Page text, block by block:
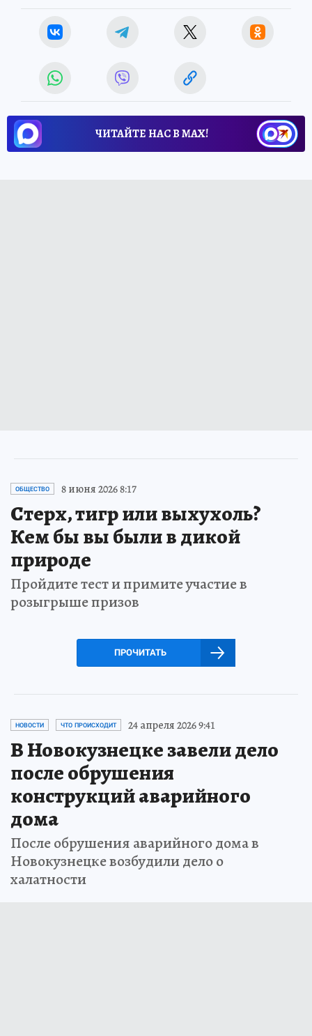
ЧИТАЙТЕ НАС В МАХ!
ОБЩЕСТВО 8 июня 2026 8:17
Стерх, тигр или выхухоль?
Кем бы вы были в дикой
природе
Пройдите тест и примите участие в
розыгрыше призов
ПРОЧИТАТЬ
НОВОСТИ ЧТО ПРОИСХОДИТ 24 апреля 2026 9:41
В Новокузнецке завели дело
после обрушения
конструкций аварийного
дома
После обрушения аварийного дома в
Новокузнецке возбудили дело о
халатности